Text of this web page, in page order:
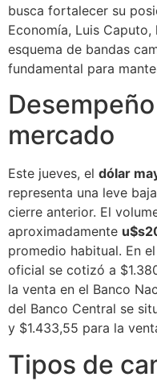
busca fortalecer su
Economía, Luis
esquema de bandas
fundamental para
mercado
Este jueves, el dólar
representa una leve
cierre anterior. El
aproximadamente
promedio habitual. En
oficial se cotizó a
la venta en el Banco
del Banco Central se
y $1.433,55 para la
Tipos de